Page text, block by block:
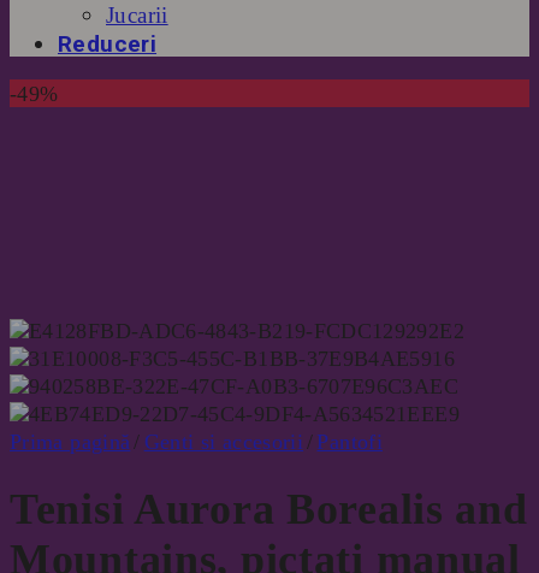
Jucarii
Reduceri
-49%
Prima pagină / Genti si accesorii / Pantofi
Tenisi Aurora Borealis and
Mountains, pictati manual